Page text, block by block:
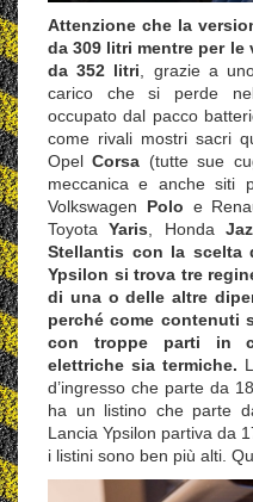
Attenzione che la
da 309 litri mentre per
da 352 litri , grazie a
carico che si perde
occupato dal pacco
come rivali mostri sacri
OpelCorsa (tutte sue
meccanica e anche siti
Volkswagen Polo e
ToyotaYaris , Honda
Stellantis con la scelta
Ypsilon si trova tre
di una o delle altre
perché come contenuti
con troppe parti in
elettriche sia termiche.
d’ingresso che parte da
ha un listino che parte
Lancia Ypsilon partiva da
i listini sono ben più alti.